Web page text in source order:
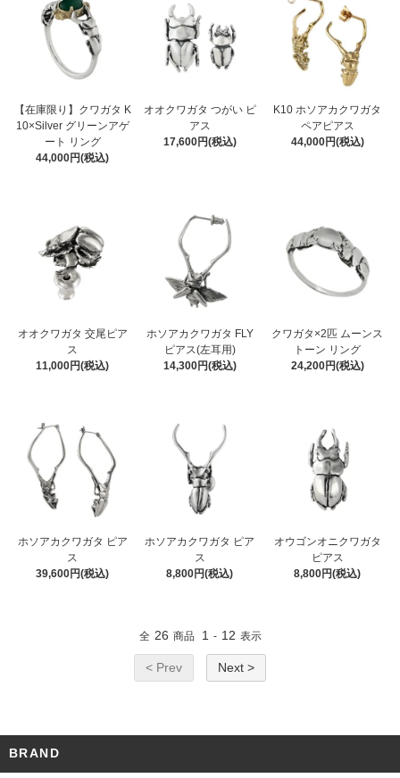
【在庫限り】クワガタ K
10×Silver グリーンアゲ
ート リング
44,000円(税込)
オオクワガタ つがい ピ
アス
17,600円(税込)
K10 ホソアカクワガタ
ペアピアス
44,000円(税込)
オオクワガタ 交尾ピア
ス
11,000円(税込)
ホソアカクワガタ FLY
ピアス(左耳用)
14,300円(税込)
クワガタ×2匹 ムーンス
トーン リング
24,200円(税込)
ホソアカクワガタ ピア
ス
39,600円(税込)
ホソアカクワガタ ピア
ス
8,800円(税込)
オウゴンオニクワガタ
ピアス
8,800円(税込)
全 26 商品 1 - 12 表示
< Prev Next >
BRAND